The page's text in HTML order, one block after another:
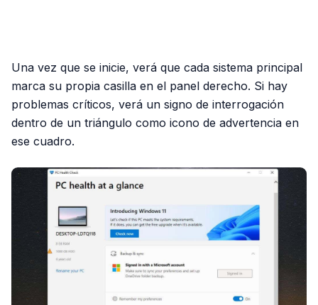
Una vez que se inicie, verá que cada sistema principal
marca su propia casilla en el panel derecho. Si hay
problemas críticos, verá un signo de interrogación
dentro de un triángulo como icono de advertencia en
ese cuadro.